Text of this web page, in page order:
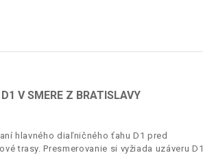
V SMERE Z BRATISLAVY
hlavného diaľničného ťahu D1 pred
trasy. Presmerovanie si vyžiada uzáveru D1